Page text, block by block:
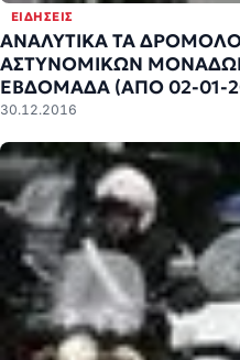
ΕΙΔΉΣΕΙΣ
ΑΝΑΛΥΤΙΚΑ ΤΑ
ΑΣΤΥΝΟΜΙΚΩΝ
ΕΒΔΟΜΑΔΑ (ΑΠΟ 02-01-
30.12.2016